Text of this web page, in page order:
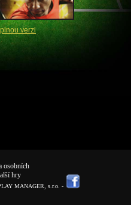
verzi
osobních
hry
MANAGER, s.r.o. -